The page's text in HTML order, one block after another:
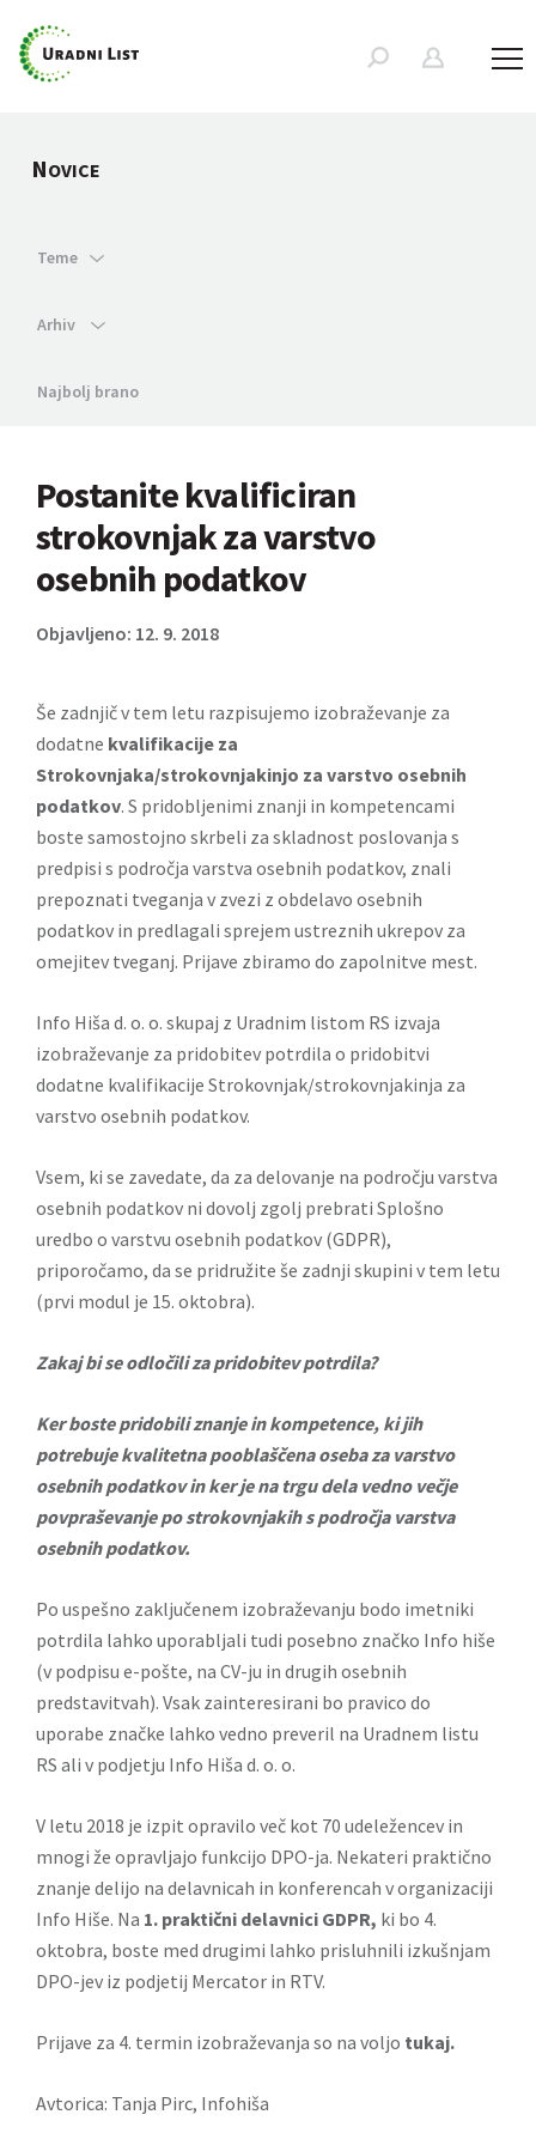
NOVICE
Teme
Arhiv
Najbolj brano
Postanite kvalificiran
strokovnjak za varstvo
osebnih podatkov
Objavljeno: 12. 9. 2018
Še zadnjič v tem letu razpisujemo izobraževanje za
dodatne kvalifikacije za
Strokovnjaka/strokovnjakinjo za varstvo osebnih
podatkov. S pridobljenimi znanji in kompetencami
boste samostojno skrbeli za skladnost poslovanja s
predpisi s področja varstva osebnih podatkov, znali
prepoznati tveganja v zvezi z obdelavo osebnih
podatkov in predlagali sprejem ustreznih ukrepov za
omejitev tveganj. Prijave zbiramo do zapolnitve mest.
Info Hiša d. o. o. skupaj z Uradnim listom RS izvaja
izobraževanje za pridobitev potrdila o pridobitvi
dodatne kvalifikacije Strokovnjak/strokovnjakinja za
varstvo osebnih podatkov.
Vsem, ki se zavedate, da za delovanje na področju varstva
osebnih podatkov ni dovolj zgolj prebrati Splošno
uredbo o varstvu osebnih podatkov (GDPR),
priporočamo, da se pridružite še zadnji skupini v tem letu
(prvi modul je 15. oktobra).
Zakaj bi se odločili za pridobitev potrdila?
Ker boste pridobili znanje in kompetence, ki jih
potrebuje kvalitetna pooblaščena oseba za varstvo
osebnih podatkov in ker je na trgu dela vedno večje
povpraševanje po strokovnjakih s področja varstva
osebnih podatkov.
Po uspešno zaključenem izobraževanju bodo imetniki
potrdila lahko uporabljali tudi posebno značko Info hiše
(v podpisu e-pošte, na CV-ju in drugih osebnih
predstavitvah). Vsak zainteresirani bo pravico do
uporabe značke lahko vedno preveril na Uradnem listu
RS ali v podjetju Info Hiša d. o. o.
V letu 2018 je izpit opravilo več kot 70 udeležencev in
mnogi že opravljajo funkcijo DPO-ja. Nekateri praktično
znanje delijo na delavnicah in konferencah v organizaciji
Info Hiše. Na 1. praktični delavnici GDPR, ki bo 4.
oktobra, boste med drugimi lahko prisluhnili izkušnjam
DPO-jev iz podjetij Mercator in RTV.
Prijave za 4. termin izobraževanja so na voljo tukaj.
Avtorica: Tanja Pirc, Infohiša